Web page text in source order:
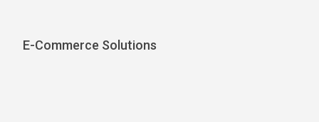
E-Commerce Solutions